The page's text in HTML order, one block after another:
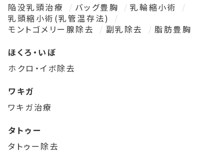
陥没乳頭治療
バッグ豊胸
乳輪縮小術
乳頭縮小術(乳管温存法)
モントゴメリー腺除去
副乳除去
脂肪豊胸
ほくろ・いぼ
ホクロ・イボ除去
ワキガ
ワキガ治療
タトゥー
タトゥー除去